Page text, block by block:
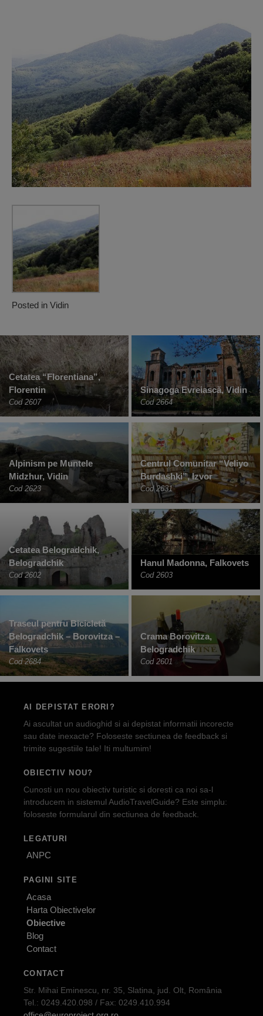
Posted in Vidin
Cetatea “Florentiana”,
Florentin
Cod 2607
Sinagoga Evreiască, Vidin
Cod 2664
Alpinism pe Muntele
Midzhur, Vidin
Cod 2623
Centrul Comunitar “Veliyo
Burdashki”, Izvor
Cod 2631
Cetatea Belogradchik,
Belogradchik
Cod 2602
Hanul Madonna, Falkovets
Cod 2603
Traseul pentru Bicicletă
Belogradchik – Borovitza –
Falkovets
Cod 2684
Crama Borovitza,
Belogradchik
Cod 2601
AI DEPISTAT ERORI?
Ai ascultat un audioghid si ai depistat informatii incorecte
sau date inexacte? Foloseste sectiunea de feedback si
trimite sugestiile tale! Iti multumim!
OBIECTIV NOU?
Cunosti un nou obiectiv turistic si doresti ca noi sa-l
introducem in sistemul AudioTravelGuide? Este simplu:
foloseste formularul din sectiunea de feedback.
LEGATURI
ANPC
PAGINI SITE
Acasa
Harta Obiectivelor
Obiective
Blog
Contact
CONTACT
Str. Mihai Eminescu, nr. 35, Slatina, jud. Olt, România
Tel.: 0249.420.098 / Fax: 0249.410.994